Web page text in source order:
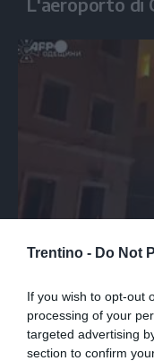
Trentino - Do Not
If you wish to opt-out
processing of your
targeted advertising
section to confirm
Odessa sotto